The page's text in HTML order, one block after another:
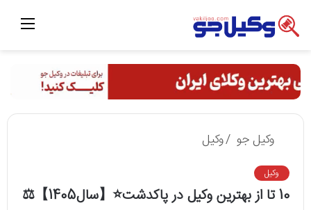
منو
وکیل جو /وکیل
وکیل
10 تا از بهترین وکیل در پاکدشت⭐【سال1405】⚖️